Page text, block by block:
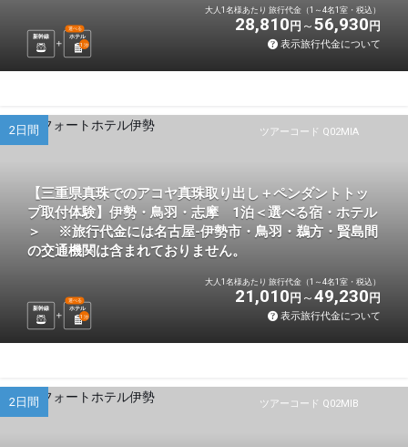
新幹線 ホテル
選べる
1 泊
大人1名様あたり 旅行代金（1～4名1室・税込）
28,810 円 56,930 円
表示旅行代金について
ツアーコード Q02MIA
2日間
【三重県真珠でのアコヤ真珠取り出し＋ペンダントトッ
プ取付体験】伊勢・鳥羽・志摩 1泊＜選べる宿・ホテル
＞ ※旅行代金には名古屋-伊勢市・鳥羽・鵜方・賢島間
の交通機関は含まれておりません。
新幹線 ホテル
選べる
1 泊
大人1名様あたり 旅行代金（1～4名1室・税込）
21,010 円 49,230 円
表示旅行代金について
ツアーコード Q02MIB
2日間